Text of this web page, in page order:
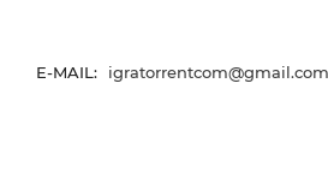
E-MAIL: